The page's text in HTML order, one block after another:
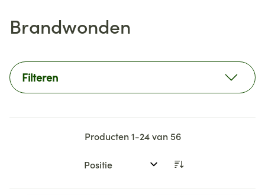
Brandwonden
Filteren
Producten1-24van56
Sorteer op: